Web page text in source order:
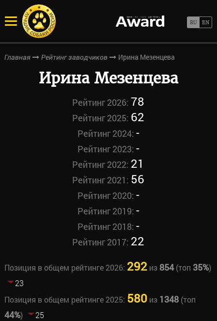
Главная Рейтинг заводчиков Ирина Мезенцева
Ирина Мезенцева
Рейтинг 2026: 78
Рейтинг 2025: 62
Рейтинг 2024: -
Рейтинг 2023: -
Рейтинг 2022: 21
Рейтинг 2021: 56
Рейтинг 2020: -
Рейтинг 2019: -
Рейтинг 2018: -
Рейтинг 2017: 22
Позиция в общем рейтинге 2026: 292из 854(топ 35%)
23
Позиция в общем рейтинге 2025: 580из 1348(топ
44%)
25